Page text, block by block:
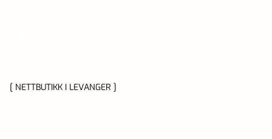
[ NETTBUTIKK I LEVANGER ]